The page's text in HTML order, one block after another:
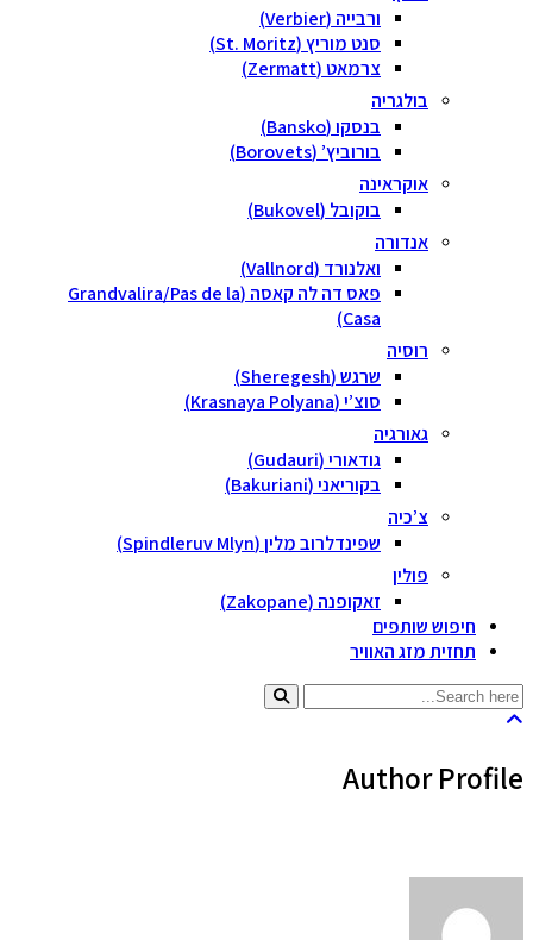
ורבייה (Verbier)
סנט מוריץ (St. Moritz)
צרמאט (Zermatt)
בולגריה
בנסקו (Bansko)
בורוביץ’ (Borovets)
אוקראינה
בוקובל (Bukovel)
אנדורה
ואלנורד (Vallnord)
פאס דה לה קאסה (Grandvalira/Pas de la
Casa)
רוסיה
שרגש (Sheregesh)
סוצ’י (Krasnaya Polyana)
גאורגיה
גודאורי (Gudauri)
בקוריאני (Bakuriani)
צ’כיה
שפינדלרוב מלין (Spindleruv Mlyn)
פולין
זאקופנה (Zakopane)
חיפוש שותפים
תחזית מזג האוויר
Author Profile